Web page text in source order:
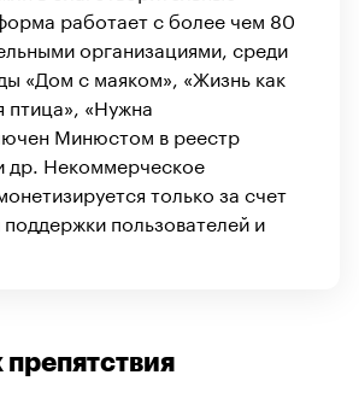
работает с более чем 80
организациями, среди
«Дом с маяком», «Жизнь как
птица», «Нужна
Минюстом в реестр
др. Некоммерческое
только за счет
пользователей и